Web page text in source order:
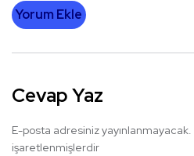
Yorum Ekle
Cevap Yaz
E-posta adresiniz yayınlanmayacak.
işaretlenmişlerdir